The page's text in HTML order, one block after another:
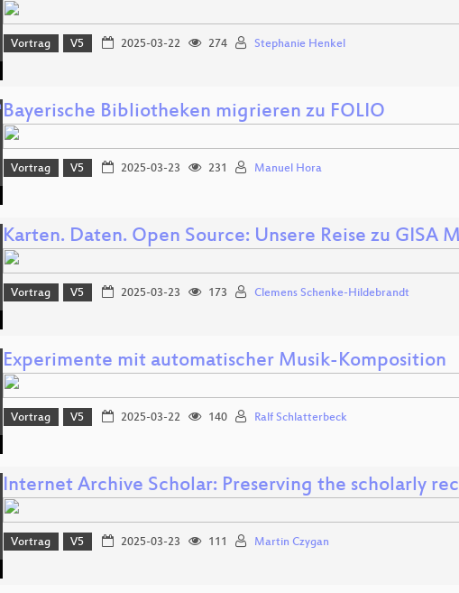
Vortrag V5 2025-03-22 274 Stephanie Henkel
Bayerische Bibliotheken migrieren zu FOLIO
Vortrag V5 2025-03-23 231 Manuel Hora
Karten. Daten. Open Source: Unsere Reise zu GISA
Vortrag V5 2025-03-23 173 Clemens Schenke-Hildebrandt
Experimente mit automatischer Musik-Komposition
Vortrag V5 2025-03-22 140 Ralf Schlatterbeck
Internet Archive Scholar: Preserving the scholarly
Vortrag V5 2025-03-23 111 Martin Czygan